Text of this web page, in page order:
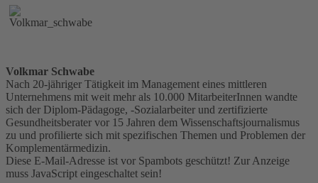
Volkmar Schwabe
Nach 20-jähriger Tätigkeit im Management eines mittleren
Unternehmens mit weit mehr als 10.000 MitarbeiterInnen wandte
sich der Diplom-Pädagoge, -Sozialarbeiter und zertifizierte
Gesundheitsberater vor 15 Jahren dem Wissenschaftsjournalismus
zu und profilierte sich mit spezifischen Themen und Problemen der
Komplementärmedizin.
Diese E-Mail-Adresse ist vor Spambots geschützt! Zur Anzeige
muss JavaScript eingeschaltet sein!